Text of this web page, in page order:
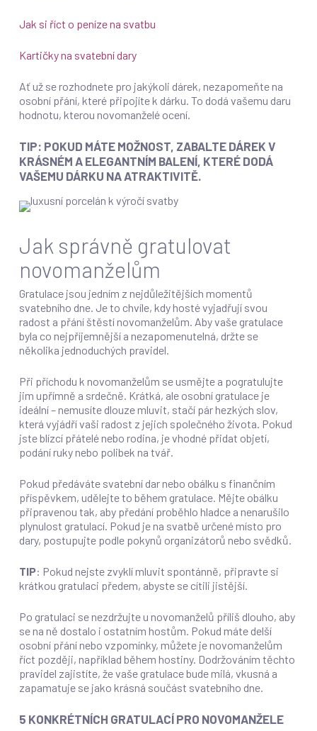
Jak si říct o peníze na svatbu
Kartičky na svatební dary
Ať už se rozhodnete pro jakýkoli dárek, nezapomeňte na
osobní přání, které připojíte k dárku. To dodá vašemu daru
hodnotu, kterou novomanželé ocení.
TIP: POKUD MÁTE MOŽNOST, ZABALTE DÁREK V
KRÁSNÉM A ELEGANTNÍM BALENÍ, KTERÉ DODÁ
VAŠEMU DÁRKU NA ATRAKTIVITĚ.
Jak správně gratulovat
novomanželům
Gratulace jsou jedním z nejdůležitějších momentů
svatebního dne. Je to chvíle, kdy hosté vyjadřují svou
radost a přání štěstí novomanželům. Aby vaše gratulace
byla co nejpříjemnější a nezapomenutelná, držte se
několika jednoduchých pravidel.
Při příchodu k novomanželům se usmějte a pogratulujte
jim upřímně a srdečně. Krátká, ale osobní gratulace je
ideální – nemusíte dlouze mluvit, stačí pár hezkých slov,
která vyjádří vaši radost z jejich společného života. Pokud
jste blízcí přátelé nebo rodina, je vhodné přidat objetí,
podání ruky nebo polibek na tvář.
Pokud předáváte svatební dar nebo obálku s finančním
příspěvkem, udělejte to během gratulace. Mějte obálku
připravenou tak, aby předání proběhlo hladce a nenarušilo
plynulost gratulací. Pokud je na svatbě určené místo pro
dary, postupujte podle pokynů organizátorů nebo svědků.
TIP: Pokud nejste zvyklí mluvit spontánně, připravte si
krátkou gratulaci předem, abyste se cítili jistější.
Po gratulaci se nezdržujte u novomanželů příliš dlouho, aby
se na ně dostalo i ostatním hostům. Pokud máte delší
osobní přání nebo vzpomínky, můžete je novomanželům
říct později, například během hostiny. Dodržováním těchto
pravidel zajistíte, že vaše gratulace bude milá, vkusná a
zapamatuje se jako krásná součást svatebního dne.
5 KONKRÉTNÍCH GRATULACÍ PRO NOVOMANŽELE